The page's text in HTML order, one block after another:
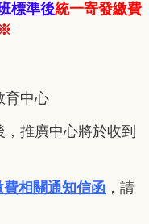
標準後統一寄發繳費
育中心
推廣中心將於收到
相關通知信函 ， 請